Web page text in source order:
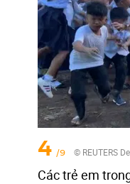
4 /9 © REUTERS
Các trẻ em